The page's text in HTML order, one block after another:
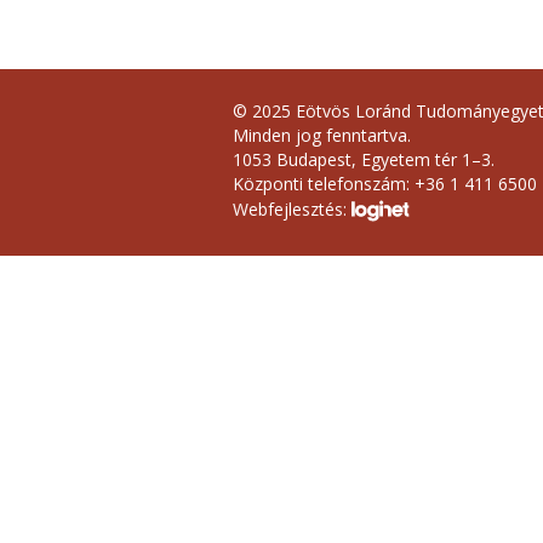
© 2025 Eötvös Loránd
Minden jog fenntartva.
1053 Budapest, Egyetem tér 1–3.
Központi telefonszám: +36 1 411 6500
Webfejlesztés: